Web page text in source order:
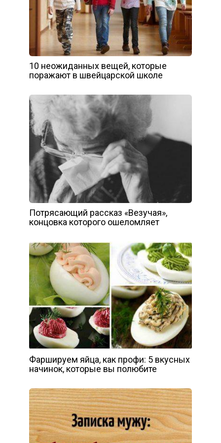
10 неожиданных вещей, которые
поражают в швейцарской школе
Потрясающий рассказ «Везучая»,
концовка которого ошеломляет
Фаршируем яйца, как профи: 5 вкусных
начинок, которые вы полюбите